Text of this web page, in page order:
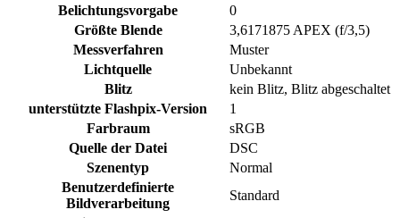
Belichtungsvorgabe
0
Größte Blende
3,6171875 APEX (f/3,5)
Messverfahren
Muster
Lichtquelle
Unbekannt
Blitz
kein Blitz, Blitz abgeschaltet
unterstützte Flashpix-Version
1
Farbraum
sRGB
Quelle der Datei
DSC
Szenentyp
Normal
Benutzerdefinierte
Bildverarbeitung
Standard